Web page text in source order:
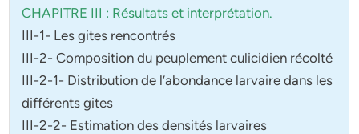
CHAPITRE III : Résultats et interprétation.
III-1- Les gites rencontrés
III-2- Composition du peuplement culicidien récolté
III-2-1- Distribution de l’abondance larvaire dans les
différents gites
III-2-2- Estimation des densités larvaires